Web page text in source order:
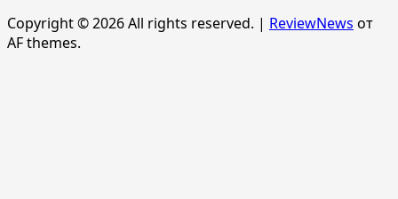
Copyright © 2026 All rights reserved. | ReviewNews от
AF themes.